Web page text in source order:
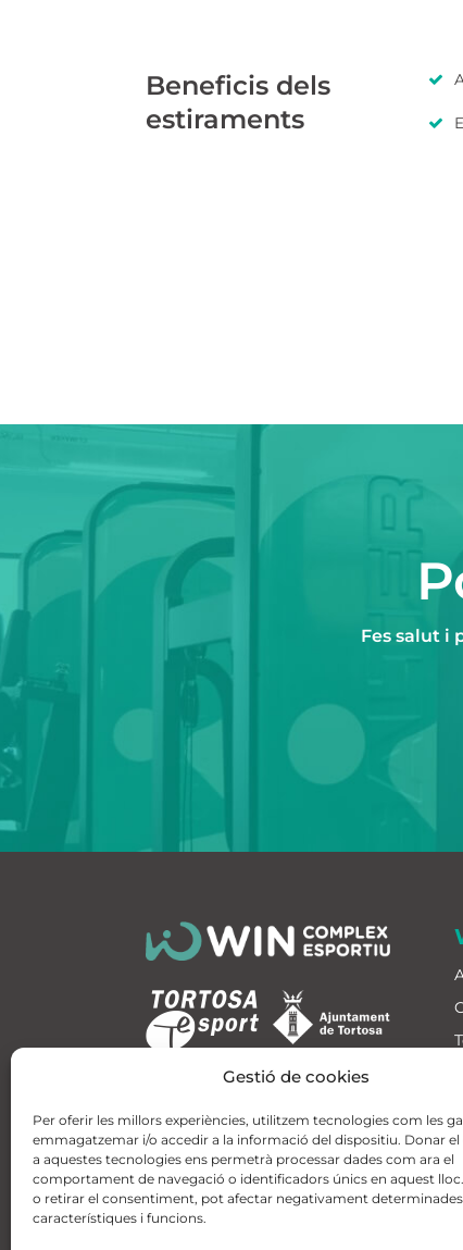
Gestió de cookies
Per oferir les millors experiències, utilitzem tecnologies com les
emmagatzemar i/o accedir a la informació del dispositiu. Donar
a aquestes tecnologies ens permetrà processar dades com ara el
comportament de navegació o identificadors únics en aquest
o retirar el consentiment, pot afectar negativament determinades
característiques i funcions.
Beneficis dels
estiraments
Fes salut i